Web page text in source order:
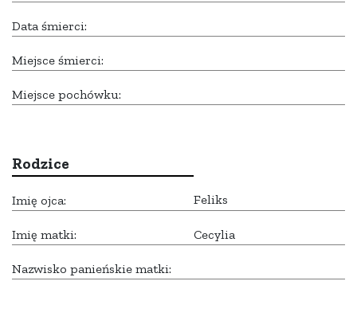
Data śmierci:
Miejsce śmierci:
Miejsce pochówku:
Rodzice
Imię ojca: Feliks
Imię matki: Cecylia
Nazwisko panieńskie matki: